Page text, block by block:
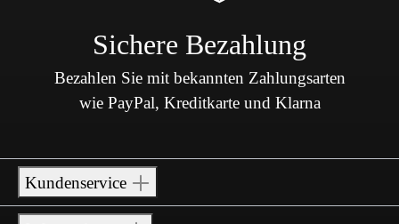
Sichere Bezahlung
Bezahlen Sie mit bekannten Zahlungsarten
wie PayPal, Kreditkarte und Klarna
Kundenservice